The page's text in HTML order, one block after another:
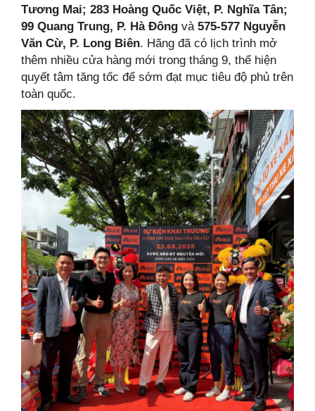
Tương Mai; 283 Hoàng Quốc Việt, P. Nghĩa Tân;
99 Quang Trung, P. Hà Đông và 575-577 Nguyễn
Văn Cừ, P. Long Biên. Hãng đã có lịch trình mở
thêm nhiều cửa hàng mới trong tháng 9, thể hiện
quyết tâm tăng tốc để sớm đạt mục tiêu độ phủ trên
toàn quốc.